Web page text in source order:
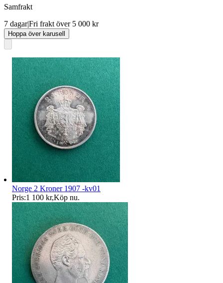
Samfrakt
7 dagar|Fri frakt över 5 000 kr
Hoppa över karusell
Norge 2 Kroner 1907 -kv01
Pris:1 100 kr,Köp nu.